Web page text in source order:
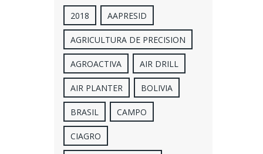
2018 AAPRESID
AGRICULTURA DE PRECISION
AGROACTIVA AIR DRILL
AIR PLANTER BOLIVIA
BRASIL CAMPO
CIAGRO